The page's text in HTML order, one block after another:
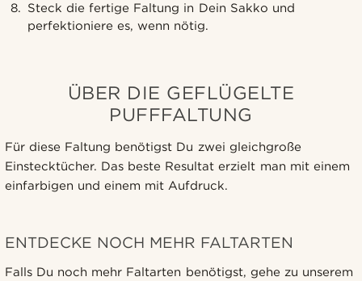
Steck die fertige Faltung in Dein Sakko und
perfektioniere es, wenn nötig.
ÜBER DIE GEFLÜGELTE
PUFFFALTUNG
Für diese Faltung benötigst Du zwei gleichgroße
Einstecktücher. Das beste Resultat erzielt man mit einem
einfarbigen und einem mit Aufdruck.
ENTDECKE NOCH MEHR FALTARTEN
Falls Du noch mehr Faltarten benötigst, gehe zu unserem